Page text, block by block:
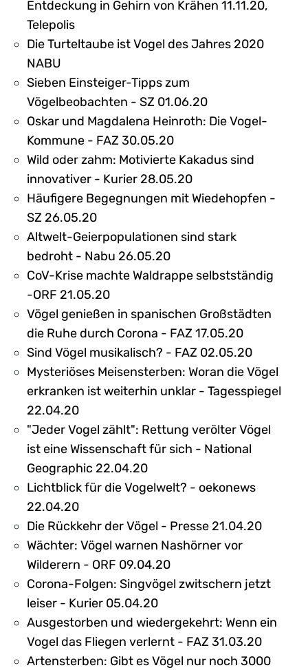
Entdeckung in Gehirn von Krähen 11.11.20,
Telepolis
Die Turteltaube ist Vogel des Jahres 2020
NABU
Sieben Einsteiger-Tipps zum
Vögelbeobachten - SZ 01.06.20
Oskar und Magdalena Heinroth: Die Vogel-
Kommune - FAZ 30.05.20
Wild oder zahm: Motivierte Kakadus sind
innovativer - Kurier 28.05.20
Häufigere Begegnungen mit Wiedehopfen -
SZ 26.05.20
Altwelt-Geierpopulationen sind stark
bedroht - Nabu 26.05.20
CoV-Krise machte Waldrappe selbstständig
-ORF 21.05.20
Vögel genießen in spanischen Großstädten
die Ruhe durch Corona - FAZ 17.05.20
Sind Vögel musikalisch? - FAZ 02.05.20
Mysteriöses Meisensterben: Woran die Vögel
erkranken ist weiterhin unklar - Tagesspiegel
22.04.20
"Jeder Vogel zählt": Rettung verölter Vögel
ist eine Wissenschaft für sich - National
Geographic 22.04.20
Lichtblick für die Vogelwelt? - oekonews
22.04.20
Die Rückkehr der Vögel - Presse 21.04.20
Wächter: Vögel warnen Nashörner vor
Wilderern - ORF 09.04.20
Corona-Folgen: Singvögel zwitschern jetzt
leiser - Kurier 05.04.20
Ausgestorben und wiedergekehrt: Wenn ein
Vogel das Fliegen verlernt - FAZ 31.03.20
Artensterben: Gibt es Vögel nur noch 3000